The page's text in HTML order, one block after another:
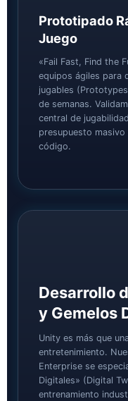
Prototipado
Juego
«Fail Fast, Find the
equipos ágiles para
jugables
de semanas.
central de
presupuesto
código.
Desarrollo
y Gemelos
Unity es más que
entretenimiento.
Enterprise se
Digitales» (Digital
entrenamiento